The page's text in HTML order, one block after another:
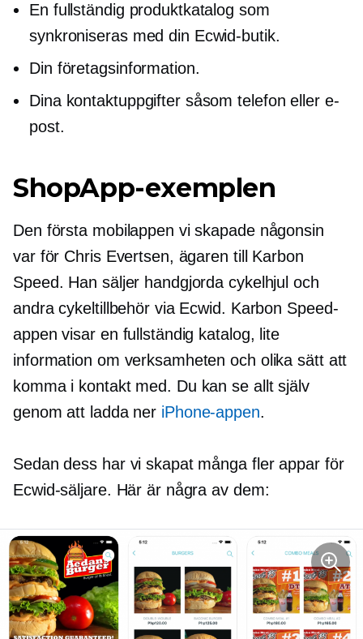
En fullständig produktkatalog som
synkroniseras med din Ecwid-butik.
Din företagsinformation.
Dina kontaktuppgifter såsom telefon eller e-
post.
ShopApp-exemplen
Den första mobilappen vi skapade någonsin
var för Chris Evertsen, ägaren till Karbon
Speed. Han säljer handgjorda cykelhjul och
andra cykeltillbehör via Ecwid. Karbon Speed-
appen visar en fullständig katalog, lite
information om verksamheten och olika sätt att
komma i kontakt med. Du kan se allt själv
genom att ladda ner iPhone-appen.
Sedan dess har vi skapat många fler appar för
Ecwid-säljare. Här är några av dem: